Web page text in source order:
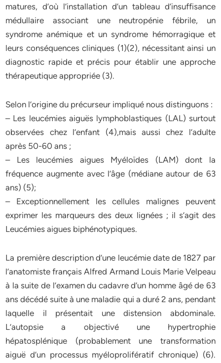
matures, d’où l’installation d’un tableau d’insuffisance
médullaire associant une neutropénie fébrile, un
syndrome anémique et un syndrome hémorragique et
leurs conséquences cliniques (1)(2), nécessitant ainsi un
diagnostic rapide et précis pour établir une approche
thérapeutique appropriée (3).
Selon l’origine du précurseur impliqué nous distinguons :
– Les leucémies aiguës lymphoblastiques (LAL) surtout
observées chez l’enfant (4),mais aussi chez l’adulte
après 50-60 ans ;
– Les leucémies aigues Myéloïdes (LAM) dont la
fréquence augmente avec l’âge (médiane autour de 63
ans) (5);
– Exceptionnellement les cellules malignes peuvent
exprimer les marqueurs des deux lignées ; il s’agit des
Leucémies aigues biphénotypiques.
La première description d’une leucémie date de 1827 par
l’anatomiste français Alfred Armand Louis Marie Velpeau
à la suite de l’examen du cadavre d’un homme âgé de 63
ans décédé suite à une maladie qui a duré 2 ans, pendant
laquelle il présentait une distension abdominale.
L’autopsie a objectivé une hypertrophie
hépatosplénique (probablement une transformation
aiguë d’un processus myéloprolifératif chronique) (6).